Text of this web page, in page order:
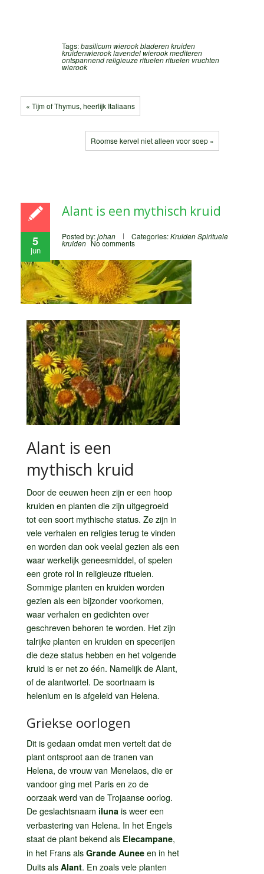
Tags:basilicum wierookbladerenkruiden
kruidenwierooklavendel wierookmediteren
ontspannendreligieuze rituelenrituelen vruchten
wierook
« Tijm of Thymus, heerlijk Italiaans
Roomse kervel niet alleen voor soep »
5
jun
Alant is een mythisch kruid
Posted by:johan Categories:KruidenSpirituele
kruiden No comments
Alant is een
mythisch kruid
Door de eeuwen heen zijn er een hoop
kruiden en planten die zijn uitgegroeid
tot een soort mythische status. Ze zijn in
vele verhalen en religies terug te vinden
en worden dan ook veelal gezien als een
waar werkelijk geneesmiddel, of spelen
een grote rol in religieuze rituelen.
Sommige planten en kruiden worden
gezien als een bijzonder voorkomen,
waar verhalen en gedichten over
geschreven behoren te worden. Het zijn
talrijke planten en kruiden en specerijen
die deze status hebben en het volgende
kruid is er net zo één. Namelijk de Alant,
of de alantwortel. De soortnaam is
helenium en is afgeleid van Helena.
Griekse oorlogen
Dit is gedaan omdat men vertelt dat de
plant ontsproot aan de tranen van
Helena, de vrouw van Menelaos, die er
vandoor ging met Paris en zo de
oorzaak werd van de Trojaanse oorlog.
De geslachtsnaam iluna is weer een
verbastering van Helena. In het Engels
staat de plant bekend als Elecampane,
in het Frans als Grande Aunee en in het
Duits als Alant. En zoals vele planten